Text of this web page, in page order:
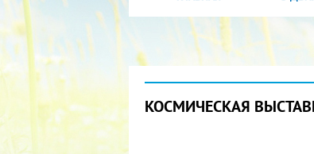
КОСМИЧЕСКАЯ